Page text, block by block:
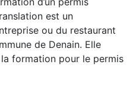
est un
ou du restaurant
de Denain. Elle
formation pour le permis